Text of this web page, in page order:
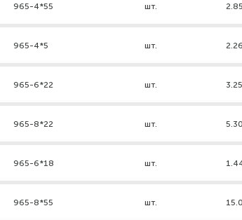
965-4*55 шт.
965-4*5 шт.
965-6*22 шт.
965-8*22 шт.
965-6*18 шт.
965-8*55 шт.